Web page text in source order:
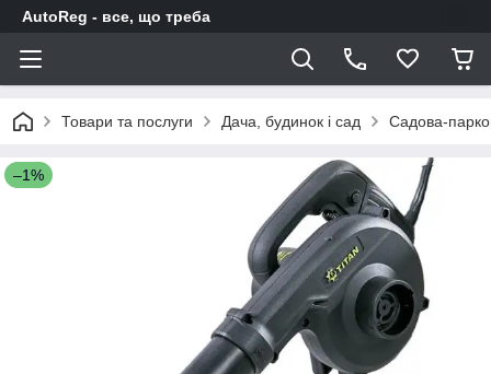
AutoReg - все, що треба
Товари та послуги Дача, будинок і сад Садова-
–1%